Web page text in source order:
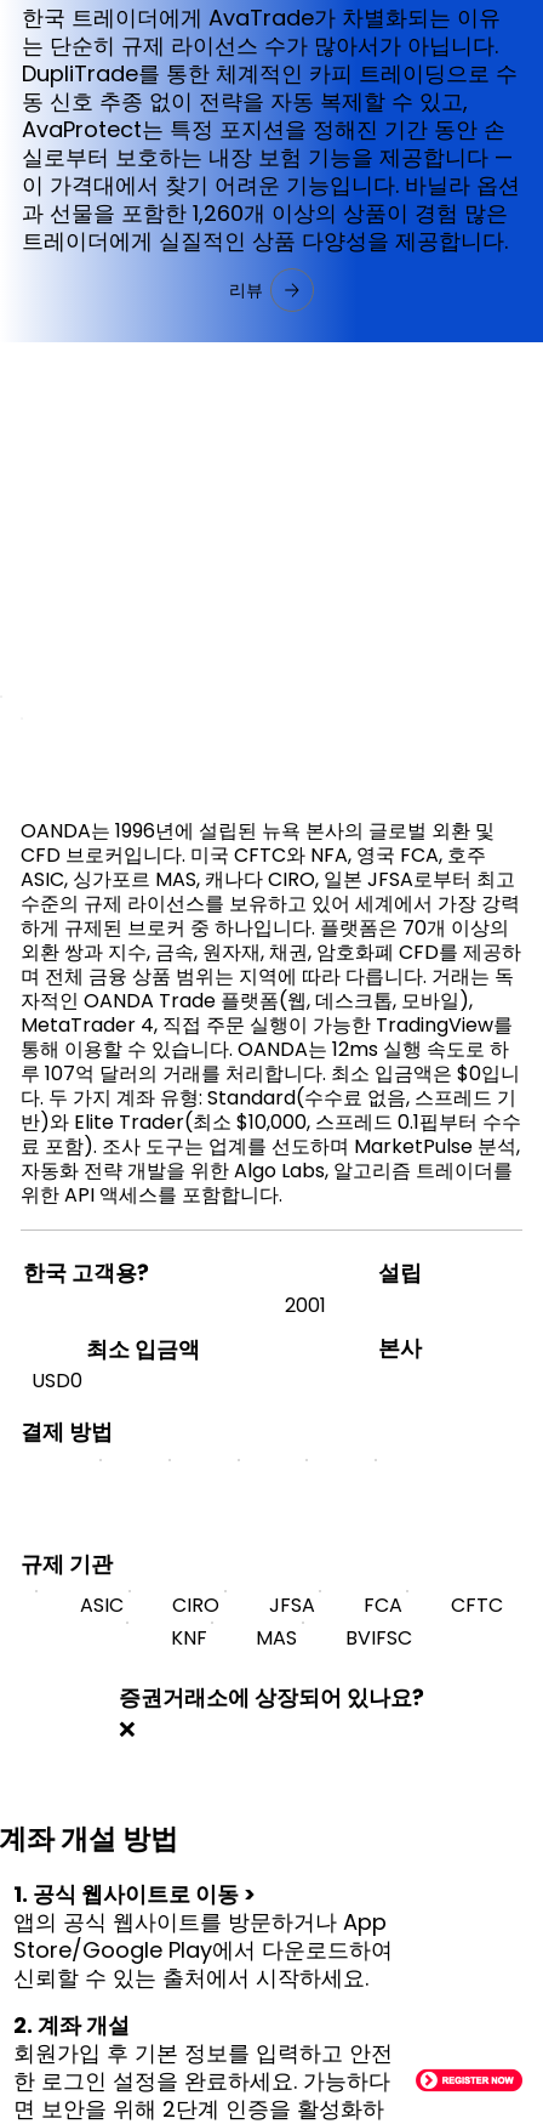
한국 트레이더에게 AvaTrade가 차별화되는 이유
는 단순히 규제 라이선스 수가 많아서가 아닙니다.
DupliTrade를 통한 체계적인 카피 트레이딩으로 수
동 신호 추종 없이 전략을 자동 복제할 수 있고,
AvaProtect는 특정 포지션을 정해진 기간 동안 손
실로부터 보호하는 내장 보험 기능을 제공합니다 —
이 가격대에서 찾기 어려운 기능입니다. 바닐라 옵션
과 선물을 포함한 1,260개 이상의 상품이 경험 많은
트레이더에게 실질적인 상품 다양성을 제공합니다.
리뷰
OANDA는 1996년에 설립된 뉴욕 본사의 글로벌 외환 및
CFD 브로커입니다. 미국 CFTC와 NFA, 영국 FCA, 호주
ASIC, 싱가포르 MAS, 캐나다 CIRO, 일본 JFSA로부터 최고
수준의 규제 라이선스를 보유하고 있어 세계에서 가장 강력
하게 규제된 브로커 중 하나입니다. 플랫폼은 70개 이상의
외환 쌍과 지수, 금속, 원자재, 채권, 암호화폐 CFD를 제공하
며 전체 금융 상품 범위는 지역에 따라 다릅니다. 거래는 독
자적인 OANDA Trade 플랫폼(웹, 데스크톱, 모바일),
MetaTrader 4, 직접 주문 실행이 가능한 TradingView를
통해 이용할 수 있습니다. OANDA는 12ms 실행 속도로 하
루 107억 달러의 거래를 처리합니다. 최소 입금액은 $0입니
다. 두 가지 계좌 유형: Standard(수수료 없음, 스프레드 기
반)와 Elite Trader(최소 $10,000, 스프레드 0.1핍부터 수수
료 포함). 조사 도구는 업계를 선도하며 MarketPulse 분석,
자동화 전략 개발을 위한 Algo Labs, 알고리즘 트레이더를
위한 API 액세스를 포함합니다.
한국 고객용? 설립
2001
최소 입금액
USD0
본사
결제 방법
규제 기관
ASIC CIRO JFSA FCA
CFTC
KNF
MAS BVIFSC
증권거래소에 상장되어 있나요?
❌
계좌 개설 방법
1. 공식 웹사이트로 이동 >
앱의 공식 웹사이트를 방문하거나 App
Store/Google Play에서 다운로드하여
신뢰할 수 있는 출처에서 시작하세요.
2. 계좌 개설
회원가입 후 기본 정보를 입력하고 안전
한 로그인 설정을 완료하세요. 가능하다
면 보안을 위해 2단계 인증을 활성화하